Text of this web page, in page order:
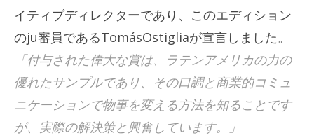
イティブディレクターであり、このエディション
のju審員であるTomásOstigliaが宣言しました。
「付与された偉大な賞は、ラテンアメリカの力の
優れたサンプルであり、その口調と商業的コミュ
ニケーションで物事を変える方法を知ることです
が、実際の解決策と興奮しています。」